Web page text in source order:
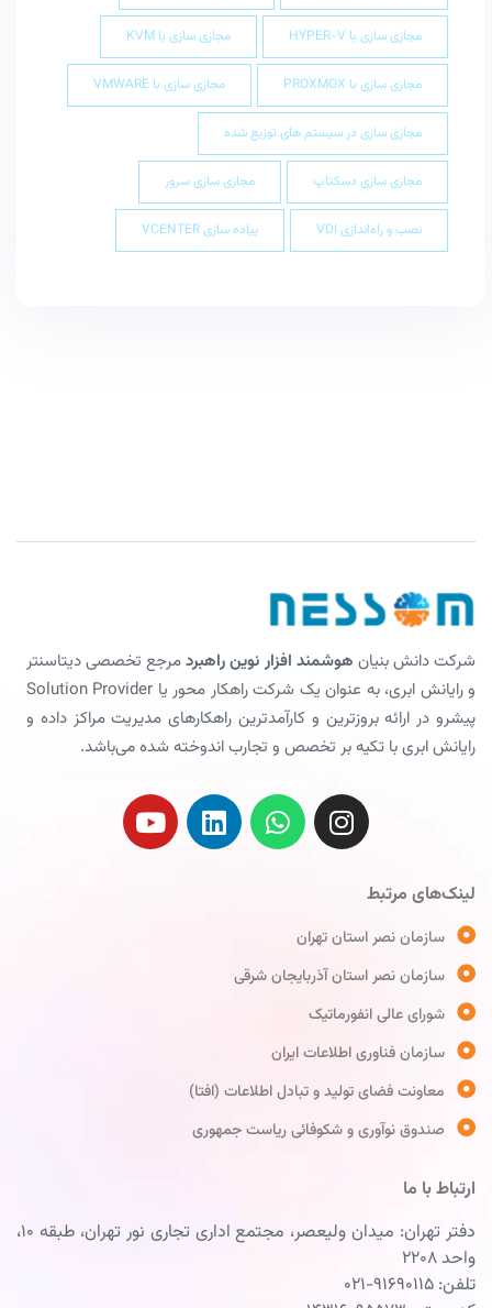
مجازی سازی با HYPER-V مجازی سازی با KVM
مجازی سازی با PROXMOX مجازی سازی با VMWARE
مجازی سازی در سیستم های توزیع شده
مجازی سازی دسکتاپ مجازی سازی سرور
نصب و راه‌اندازی VDI پیاده سازی VCENTER
شرکت دانش بنیان هوشمند افزار نوین راهبردمرجع تخصصی دیتاسنتر
و رایانش ابری، به عنوان یک شرکت راهکار محور یا Solution Provider
پیشرو در ارائه بروزترین و کارآمدترین راهکارهای مدیریت مراکز داده و
رایانش ابری با تکیه بر تخصص و تجارب اندوخته شده می‌باشد.
لینک‌های مرتبط
سازمان نصر استان تهران
سازمان نصر استان آذربایجان شرقی
شورای عالی انفورماتیک
سازمان فناوری اطلاعات ایران
معاونت فضای تولید و تبادل اطلاعات (افتا)
صندوق نوآوری و شکوفائی ریاست جمهوری
ارتباط با ما
دفتر تهران: میدان ولیعصر، مجتمع اداری تجاری نور تهران، طبقه ۱۰،
واحد ۲۲۰۸
تلفن: ۹۱۶۹۰۱۱۵-۰۲۱